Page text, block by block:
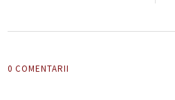
0 COMENTARII